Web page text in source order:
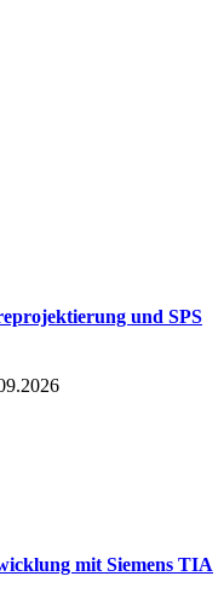
und SPS
mit Siemens TIA